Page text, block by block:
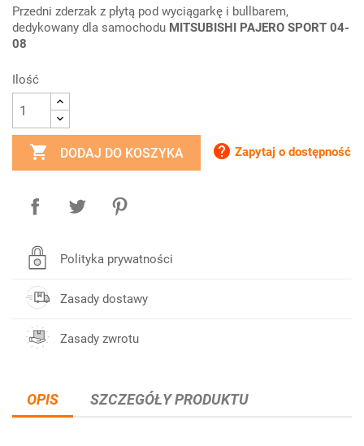
Przedni zderzak z płytą pod wyciągarkę i bullbarem,
dedykowany dla samochodu MITSUBISHI PAJERO SPORT 04-
08
Ilość
 DODAJ DO KOSZYKA  Zapytaj o dostępność
Polityka prywatności
Zasady dostawy
Zasady zwrotu
OPIS SZCZEGÓŁY PRODUKTU